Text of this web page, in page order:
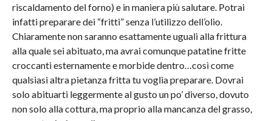
riscaldamento del forno) e in maniera più salutare. Potrai
infatti preparare dei “fritti” senza l’utilizzo dell’olio.
Chiaramente non saranno esattamente uguali alla frittura
alla quale sei abituato, ma avrai comunque patatine fritte
croccanti esternamente e morbide dentro…così come
qualsiasi altra pietanza fritta tu voglia preparare. Dovrai
solo abituarti leggermente al gusto un po’ diverso, dovuto
non solo alla cottura, ma proprio alla mancanza del grasso,